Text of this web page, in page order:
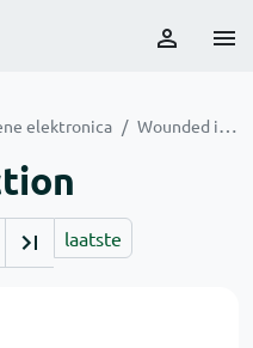
elektronica Wounded in Action
laatste